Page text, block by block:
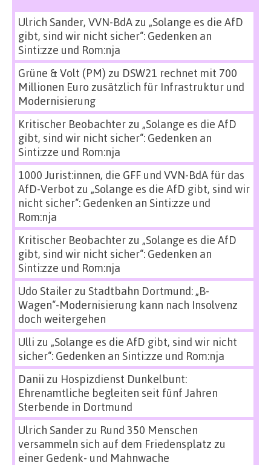
Ulrich Sander, VVN-BdAzu „Solange es die AfD
gibt, sind wir nicht sicher“: Gedenken an
Sinti:zze und Rom:nja
Grüne & Volt (PM) zu DSW21 rechnet mit 700
Millionen Euro zusätzlich für Infrastruktur und
Modernisierung
Kritischer Beobachterzu „Solange es die AfD
gibt, sind wir nicht sicher“: Gedenken an
Sinti:zze und Rom:nja
1000 Jurist:innen, die GFF und VVN-BdA für das
AfD-Verbot zu „Solange es die AfD gibt, sind wir
nicht sicher“: Gedenken an Sinti:zze und
Rom:nja
Kritischer Beobachterzu „Solange es die AfD
gibt, sind wir nicht sicher“: Gedenken an
Sinti:zze und Rom:nja
Udo Stailerzu Stadtbahn Dortmund: „B-
Wagen“-Modernisierung kann nach Insolvenz
doch weitergehen
Ulli zu „Solange es die AfD gibt, sind wir nicht
sicher“: Gedenken an Sinti:zze und Rom:nja
Danii zu Hospizdienst Dunkelbunt:
Ehrenamtliche begleiten seit fünf Jahren
Sterbende in Dortmund
Ulrich Sanderzu Rund 350 Menschen
versammeln sich auf dem Friedensplatz zu
einer Gedenk- und Mahnwache